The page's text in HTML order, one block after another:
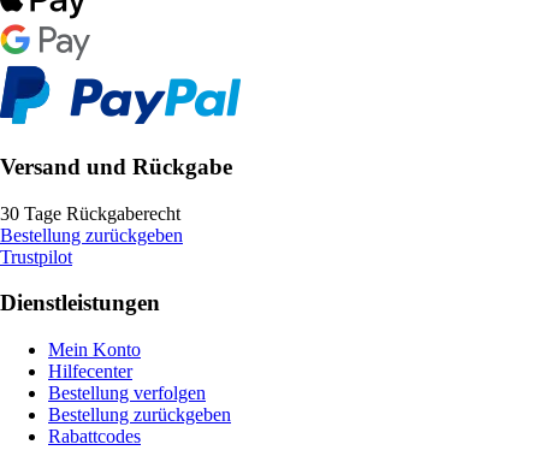
Versand und Rückgabe
30 Tage Rückgaberecht
Bestellung zurückgeben
Trustpilot
Dienstleistungen
Mein Konto
Hilfecenter
Bestellung verfolgen
Bestellung zurückgeben
Rabattcodes